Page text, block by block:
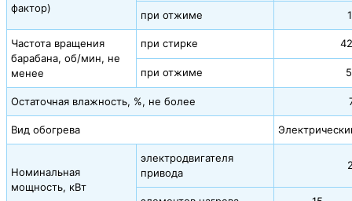
фактор)
при отжиме
Частота вращения
барабана, об/мин, не
менее
при стирке
при отжиме
Остаточная влажность, %, не более
Вид обогрева
Номинальная
мощность, кВт
электродвигателя
привода